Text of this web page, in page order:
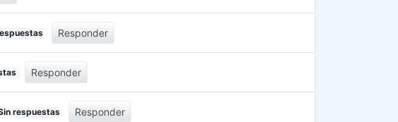
Responder
Responder
respuestas Responder